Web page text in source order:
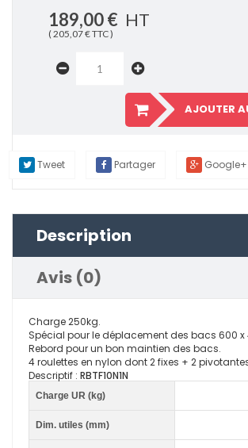
189,00 € HT
( 205,07 € TTC )
AJOUTER
Tweet Partager Google+
Description
Avis (0)
Charge 250kg.
Spécial pour le déplacement des bacs 600
Rebord pour un bon maintien des bacs.
4 roulettes en nylon dont 2 fixes + 2
Descriptif : RBTF10N1N
Charge UR (kg)
Dim. utiles (mm)